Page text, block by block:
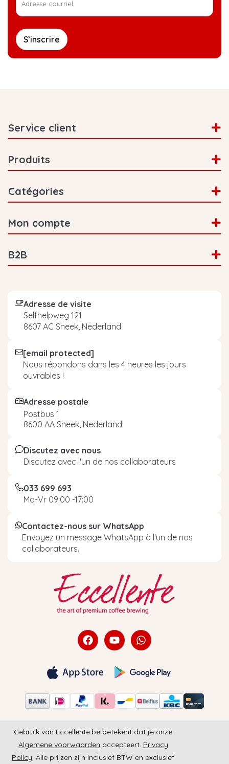
S’inscrire
Service client
Produits
Catégories
Mon compte
B2B
Adresse de visite
Selfhelpweg 121
8607 AC Sneek, Nederland
[email protected]
Nous répondons dans les 4 heures les jours
ouvrables !
Adresse postale
Postbus 1
8600 AA Sneek, Nederland
Discutez avec nous
Discutez avec l'un de nos collaborateurs
033 699 693
Ma-Vr 09:00 -17:00
Contactez-nous sur WhatsApp
Envoyez un message WhatsApp à l'un de nos
collaborateurs.
Gebruik van Eccellente.be betekent dat je onze
Algemene voorwaarden accepteert. Privacy
Policy. Alle prijzen zijn inclusief BTW en exclusief